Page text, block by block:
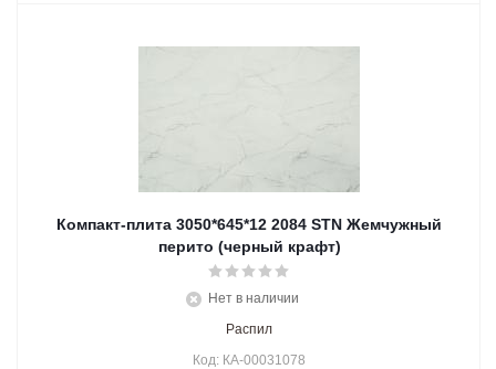
Компакт-плита 3050*645*12 2084 STN Жемчужный
перито (черный крафт)
Нет в наличии
Распил
Код: КА-00031078